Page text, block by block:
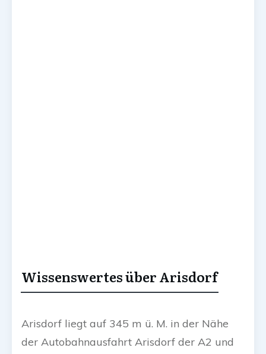
Wissenswertes über Arisdorf
Arisdorf liegt auf 345 m ü. M. in der Nähe
der Autobahnausfahrt Arisdorf der A2 und